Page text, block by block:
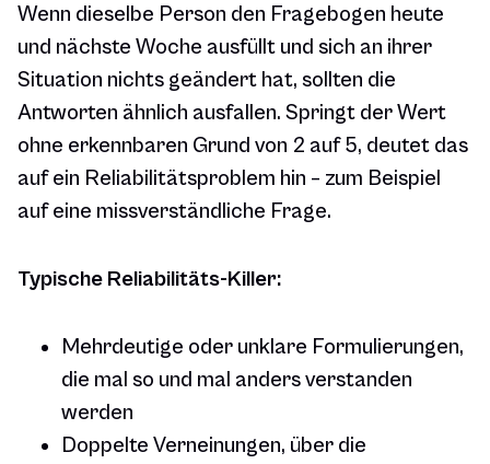
Wenn dieselbe Person den Fragebogen heute
und nächste Woche ausfüllt und sich an ihrer
Situation nichts geändert hat, sollten die
Antworten ähnlich ausfallen. Springt der Wert
ohne erkennbaren Grund von 2 auf 5, deutet das
auf ein Reliabilitätsproblem hin – zum Beispiel
auf eine missverständliche Frage.
Typische Reliabilitäts-Killer:
Mehrdeutige oder unklare Formulierungen,
die mal so und mal anders verstanden
werden
Doppelte Verneinungen, über die